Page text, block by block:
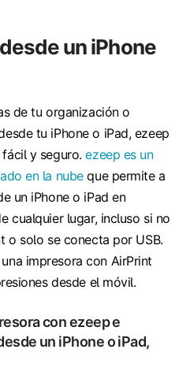
un iPhone
de tu organización o
tu iPhone o iPad, ezeep
fácil y seguro.ezeep es un
en la nubeque permite a
un iPhone o iPad en
cualquier lugar, incluso si no
o solo se conecta por USB.
impresora con AirPrint
desde el móvil.
con ezeep e
un iPhone o iPad,